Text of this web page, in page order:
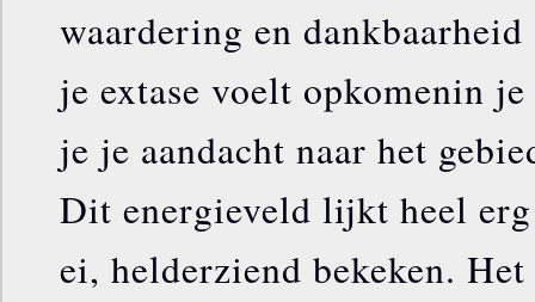
waardering en
je extase voelt opkomen​in
je je aandacht naar het
Dit energieveld lijkt heel
ei, helderziend bekeken.